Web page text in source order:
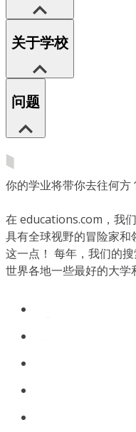
关于学校
问题
你的学业将带你去往何方
在 educations.com，我
具有全球视野的冒险家
这一点！ 每年，我们的
世界各地一些最好的大学